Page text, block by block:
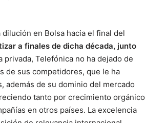
en Bolsa hacia el final del
a finales de dicha década, junto
privada, Telefónica no ha dejado de
de sus competidores, que le ha
además de su dominio del mercado
tanto por crecimiento orgánico
en otros países. La excelencia